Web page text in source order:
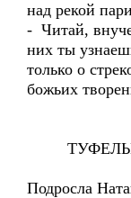
над рекой
- Читай,
них ты
только о
божьих
Подросла